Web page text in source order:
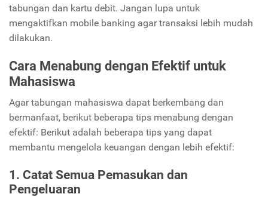
tabungan dan kartu debit. Jangan lupa untuk
mengaktifkan mobile banking agar transaksi lebih mudah
dilakukan.
Cara Menabung dengan Efektif untuk
Mahasiswa
Agar tabungan mahasiswa dapat berkembang dan
bermanfaat, berikut beberapa tips menabung dengan
efektif: Berikut adalah beberapa tips yang dapat
membantu mengelola keuangan dengan lebih efektif:
1. Catat Semua Pemasukan dan
Pengeluaran